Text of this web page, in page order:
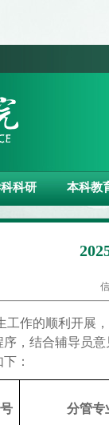
科研 本科教
工作的顺利开展
，结合辅导员
：
分管专